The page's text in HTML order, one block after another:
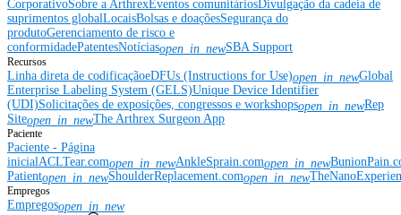
CorporativoSobre a ArthrexEventos comunitáriosDivulgação da cadeia de
suprimentos globalLocaisBolsas e doaçõesSegurança do
produtoGerenciamento de risco e
conformidadePatentesNotíciasopen_in_newSBA Support
Recursos
Linha direta de codificaçãoeDFUs (Instructions for Use)open_in_newGlobal
Enterprise Labeling System (GELS)Unique Device Identifier
(UDI)Solicitações de exposições, congressos e workshopsopen_in_newRep
Siteopen_in_newThe Arthrex Surgeon App
Paciente
Paciente - Página
inicialACLTear.comopen_in_newAnkleSprain.comopen_in_new
Patientopen_in_newShoulderReplacement.comopen_in_new
Empregos
Empregosopen_in_new